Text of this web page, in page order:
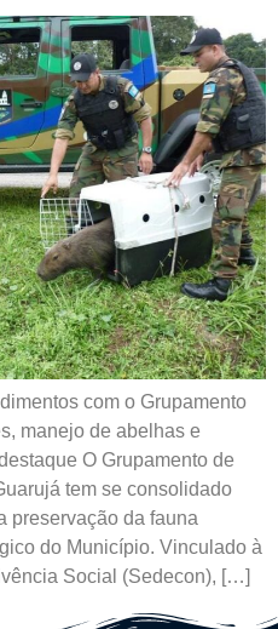
com o Grupamento
manejo de abelhas e
O Grupamento de
tem se consolidado
preservação da fauna
do Município. Vinculado à
Social (Sedecon), […]